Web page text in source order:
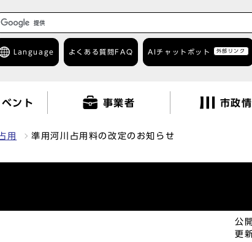
Language よくある質問 FAQ AIチャットボット 外部リンク
ント 事業者 市政
用 準用河川占用料の改定のお知らせ
公
更